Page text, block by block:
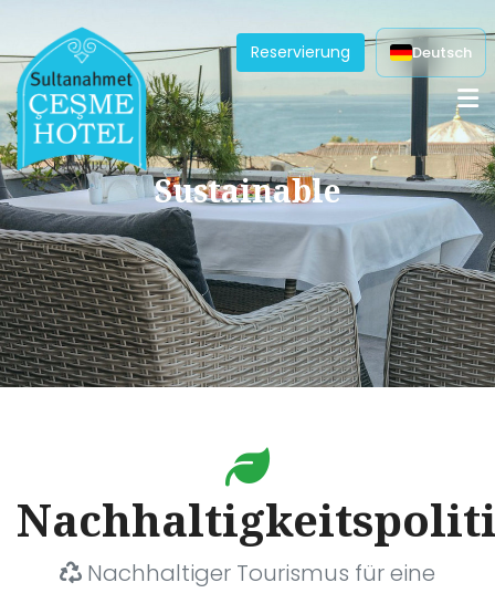
Reservierung Deutsch
Sustainable
Nachhaltiger Tourismus für eine